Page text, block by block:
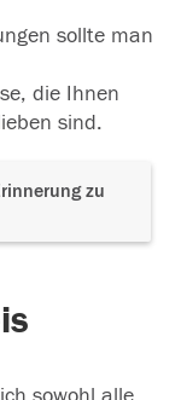
sollte man
die Ihnen
sind.
zu